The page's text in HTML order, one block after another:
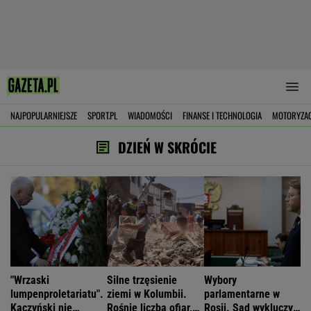
NAJPOPULARNIEJSZE SPORT.PL WIADOMOŚCI FINANSE I TECHNOLOGIA
DZIEŃ W SKRÓCIE
"Wrzaski
lumpenproletariatu".
Kaczyński nie
Silne trzęsienie
ziemi w Kolumbii.
Rośnie liczba ofiar,
Wybory
parlamentarne w
Rosji. Sąd wykluczył